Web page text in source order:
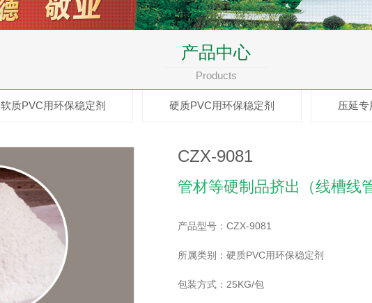
产品中心
Products
软质PVC用环保稳定剂 硬质PVC用环保稳定剂 压延
CZX-9081
管材等硬制品挤出（线槽线
产品型号：CZX-9081
所属类别：硬质PVC用环保稳定剂
包装方式：25KG/包